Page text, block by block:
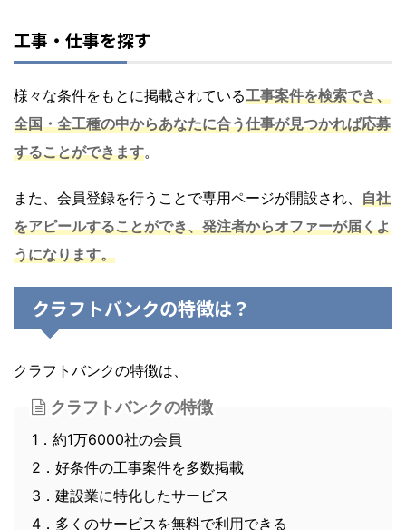
工事・仕事を探す
様々な条件をもとに掲載されている工事案件を検索でき、
全国・全工種の中からあなたに合う仕事が見つかれば応募
することができます。
また、会員登録を行うことで専用ページが開設され、 自社
をアピールすることができ、発注者からオファーが届くよ
うになります。
クラフトバンクの特徴は？
クラフトバンクの特徴は、
クラフトバンクの特徴
1．約1万6000社の会員
2．好条件の工事案件を多数掲載
3．建設業に特化したサービス
4．多くのサービスを無料で利用できる